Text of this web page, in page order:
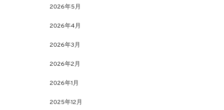
2026年5月
2026年4月
2026年3月
2026年2月
2026年1月
2025年12月